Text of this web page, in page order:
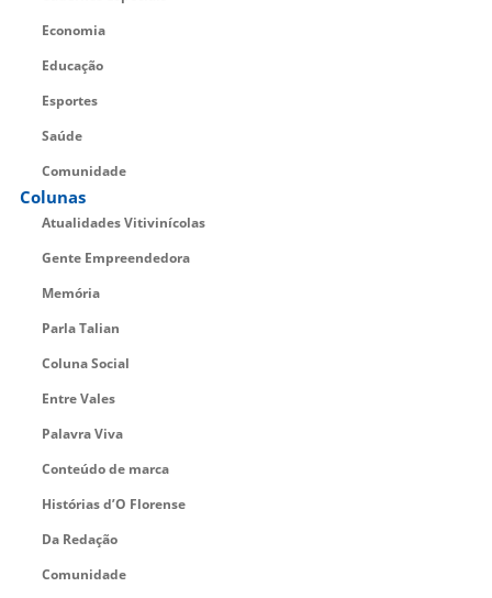
Economia
Educação
Esportes
Saúde
Comunidade
Colunas
Atualidades Vitivinícolas
Gente Empreendedora
Memória
Parla Talian
Coluna Social
Entre Vales
Palavra Viva
Conteúdo de marca
Histórias d’O Florense
Da Redação
Comunidade